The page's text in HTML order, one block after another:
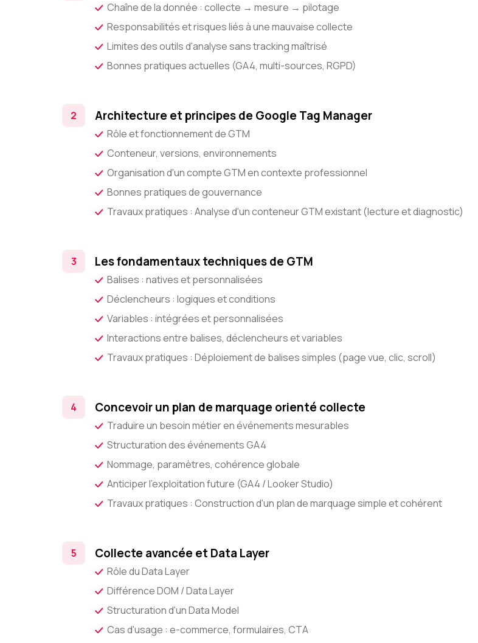
Chaîne de la donnée : collecte → mesure → pilotage
Responsabilités et risques liés à une mauvaise collecte
Limites des outils d'analyse sans tracking maîtrisé
Bonnes pratiques actuelles (GA4, multi-sources, RGPD)
Architecture et principes de Google Tag Manager
Rôle et fonctionnement de GTM
Conteneur, versions, environnements
Organisation d'un compte GTM en contexte professionnel
Bonnes pratiques de gouvernance
Travaux pratiques : Analyse d'un conteneur GTM existant (lecture et diagnostic)
Les fondamentaux techniques de GTM
Balises : natives et personnalisées
Déclencheurs : logiques et conditions
Variables : intégrées et personnalisées
Interactions entre balises, déclencheurs et variables
Travaux pratiques : Déploiement de balises simples (page vue, clic, scroll)
Concevoir un plan de marquage orienté collecte
Traduire un besoin métier en événements mesurables
Structuration des événements GA4
Nommage, paramètres, cohérence globale
Anticiper l'exploitation future (GA4 / Looker Studio)
Travaux pratiques : Construction d'un plan de marquage simple et cohérent
Collecte avancée et Data Layer
Rôle du Data Layer
Différence DOM / Data Layer
Structuration d'un Data Model
Cas d'usage : e-commerce, formulaires, CTA